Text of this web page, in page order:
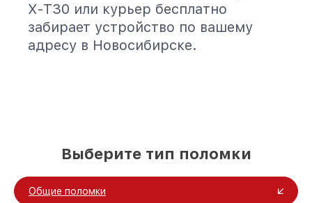
X-T30 или курьер бесплатно
забирает устройство по вашему
адресу в Новосибирске.
Выберите тип поломки
Общие поломки